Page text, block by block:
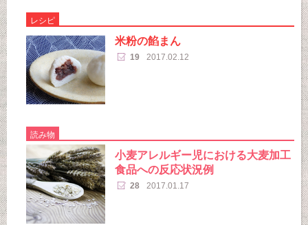
レシピ
米粉の餡まん
19 2017.02.12
読み物
小麦アレルギー児における大麦加工
食品への反応状況例
28 2017.01.17